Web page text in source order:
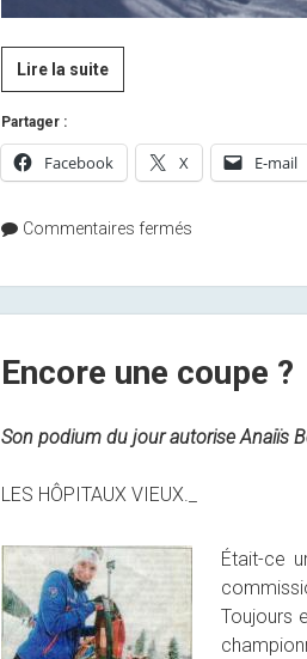
Lire la suiteLa
première
l’année…
Partager :
Facebook X E-mail
Commentaires fermés
Encore une coupe ?
Son podium du jour autorise Anaiïs
LES HÔPITAUX VIEUX._
Était-ce
Toujours